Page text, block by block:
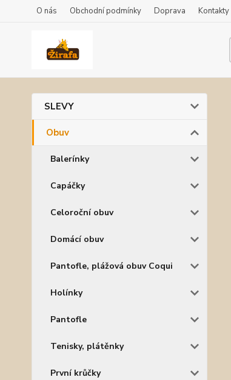
O nás Obchodní podmínky Doprava Kontakty
SLEVY
Obuv
Balerínky
Capáčky
Celoroční obuv
Domácí obuv
Pantofle, plážová obuv Coqui
Holínky
Pantofle
Tenisky, plátěnky
První krůčky